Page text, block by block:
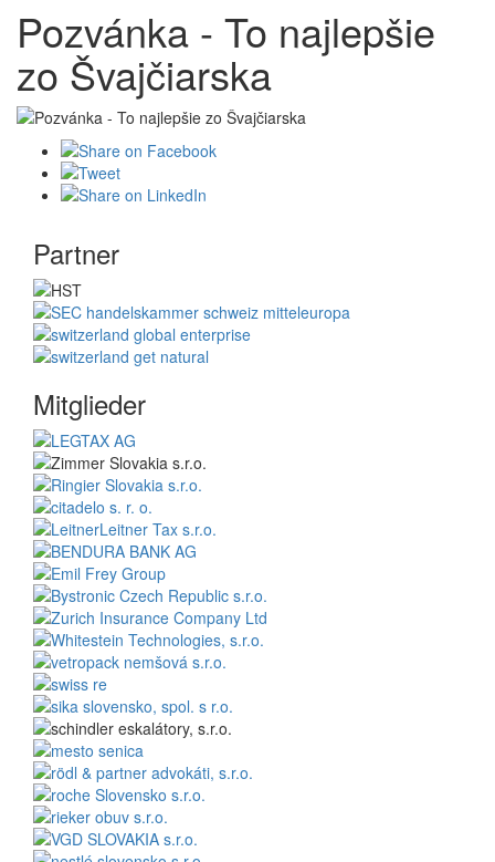
Pozvánka - To najlepšie
zo Švajčiarska
Partner
Mitglieder